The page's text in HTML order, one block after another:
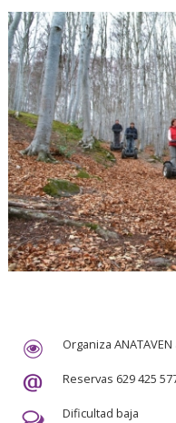
Organiza
Reservas 629 425
Dificultad baja